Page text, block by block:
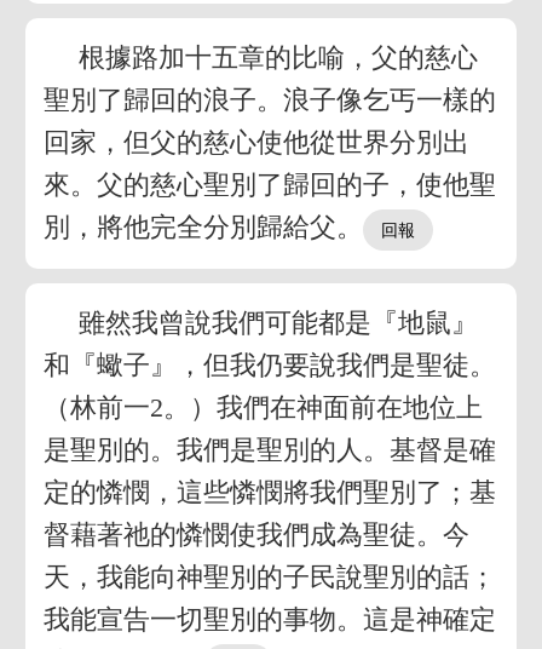
根據路加十五章的比喻，父的慈心
聖別了歸回的浪子。浪子像乞丐一樣的
回家，但父的慈心使他從世界分別出
來。父的慈心聖別了歸回的子，使他聖
別，將他完全分別歸給父。
雖然我曾說我們可能都是『地鼠』
和『蠍子』，但我仍要說我們是聖徒。
（林前一2。）我們在神面前在地位上
是聖別的。我們是聖別的人。基督是確
定的憐憫，這些憐憫將我們聖別了；基
督藉著祂的憐憫使我們成為聖徒。今
天，我能向神聖別的子民說聖別的話；
我能宣告一切聖別的事物。這是神確定